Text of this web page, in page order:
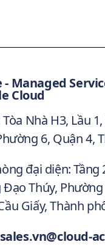
- Managed
Cloud
Nhà H3, Lầu
6, Quận 4,
đại diện: Tầng
Đạo Thúy,
Giấy, Thành
sales.vn@cloud-